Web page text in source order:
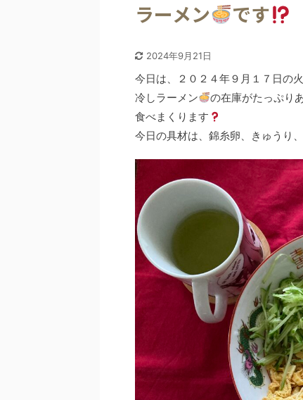
ラーメン
です
2024年9月21日
今日は、２０２４年９月１７日の火
冷しラーメン
の在庫がたっぷり
食べまくります
今日の具材は、錦糸卵、きゅうり